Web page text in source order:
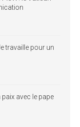
travaille pour un
avec le pape